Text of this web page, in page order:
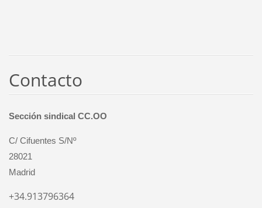
Contacto
Sección sindical CC.OO
C/ Cifuentes S/Nº
28021
Madrid
+34.913796364